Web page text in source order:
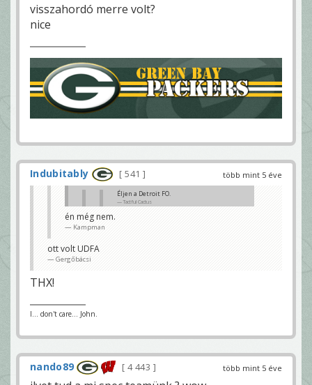
visszahordó merre volt?
nice
több mint 5 éve
Indubitably 541
Éljen a Detroit FO.
Tactful Cactus
mi történt?
ja már értem
én még nem.
Kampman
ott volt UDFA
Gergőbácsi
THX!
I... don't care... John.
több mint 5 éve
nando89 4 443